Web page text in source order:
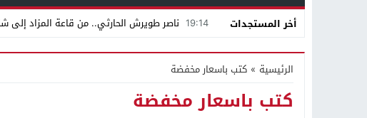
أخر المستجدات
19:14 ناصر طويرش الحارثي.. من قاعة المزاد إلى
21:40 مواطن كويتي يقع ضحية عملية احتيال
16:20 من عامل بناء إلى إمبراطور الأراضى..
18:16 وليد منصور يتفاوض مع نجمة «العشق
الرئيسية » كتب باسعار مخفضة
كتب باسعار مخفضة